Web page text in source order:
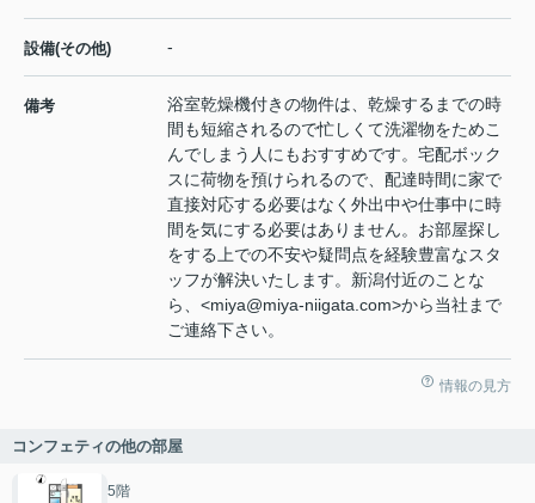
設備(その他) -
備考
浴室乾燥機付きの物件は、乾燥するまでの時
間も短縮されるので忙しくて洗濯物をためこ
んでしまう人にもおすすめです。宅配ボック
スに荷物を預けられるので、配達時間に家で
直接対応する必要はなく外出中や仕事中に時
間を気にする必要はありません。お部屋探し
をする上での不安や疑問点を経験豊富なスタ
ッフが解決いたします。新潟付近のことな
ら、<miya@miya-niigata.com>から当社まで
ご連絡下さい。
情報の見方
コンフェティの他の部屋
5階